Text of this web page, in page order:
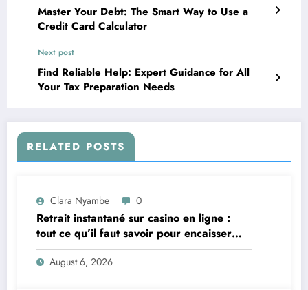
Master Your Debt: The Smart Way to Use a
Credit Card Calculator
Next post
Find Reliable Help: Expert Guidance for All
Your Tax Preparation Needs
RELATED POSTS
Clara Nyambe 0
Retrait instantané sur casino en ligne :
tout ce qu’il faut savoir pour encaisser
vite et sereinement
August 6, 2026